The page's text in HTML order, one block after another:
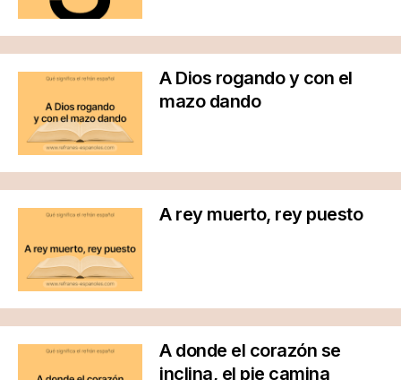
A Dios rogando y con el
mazo dando
A rey muerto, rey puesto
A donde el corazón se
inclina, el pie camina